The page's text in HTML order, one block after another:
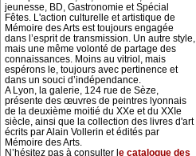
jeunesse, BD, Gastronomie et Spécial
Fêtes. L'action culturelle et artistique de
Mémoire des Arts est toujours engagée
dans l’esprit de transmission. Un autre style,
mais une même volonté de partage des
connaissances. Moins au vitriol, mais
espérons le, toujours avec pertinence et
dans un souci d’indépendance.
A Lyon, la galerie, 124 rue de Sèze,
présente des œuvres de peintres lyonnais
de la deuxième moitié du XXe et du XXIe
siècle, ainsi que la collection des livres d'art
écrits par Alain Vollerin et édités par
Mémoire des Arts.
N’hésitez pas à consulter l e catalogue des